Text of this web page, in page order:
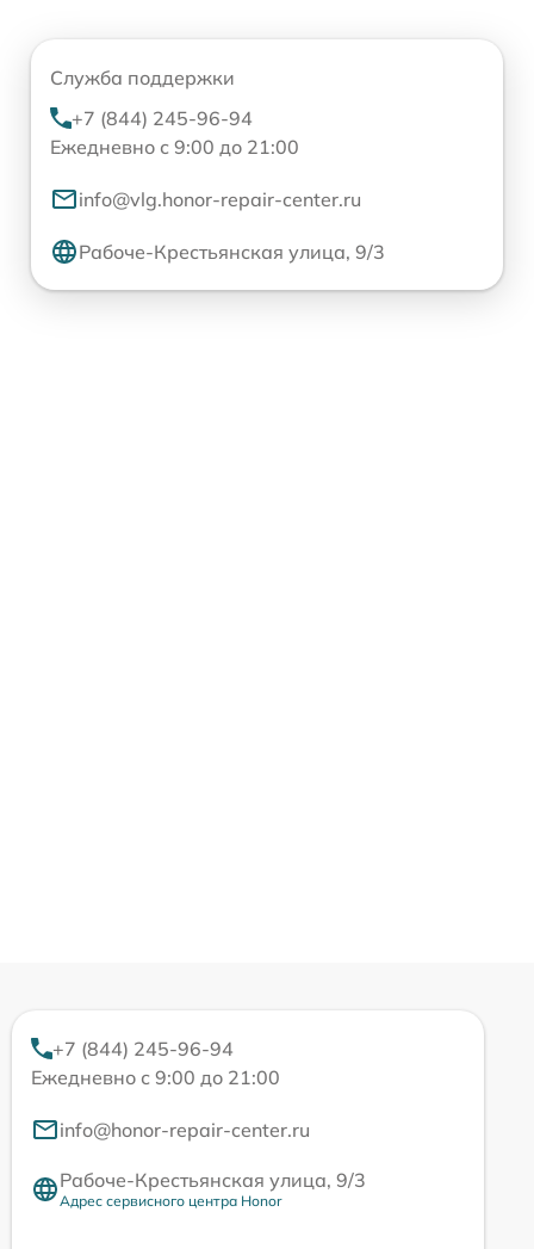
Служба поддержки
+7 (844) 245-96-94
Ежедневно с 9:00 до 21:00
info@vlg.honor-repair-center.ru
Рабоче-Крестьянская улица, 9/3
+7 (844) 245-96-94
Ежедневно с 9:00 до 21:00
info@honor-repair-center.ru
Рабоче-Крестьянская улица, 9/3
Адрес сервисного центра Honor